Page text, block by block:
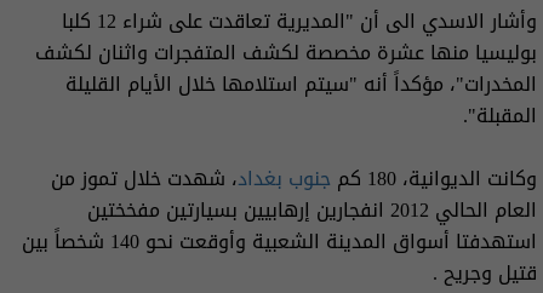
وأشار الاسدي الى أن "المديرية تعاقدت على شراء 12 كلبا
بوليسيا منها عشرة مخصصة لكشف المتفجرات واثنان لكشف
المخدرات"، مؤكداً أنه "سيتم استلامها خلال الأيام القليلة
المقبلة".
وكانت الديوانية، 180 كم
جنوب بغداد، شهدت خلال تموز من
العام الحالي 2012 انفجارين إرهابيين بسيارتين مفخختين
استهدفتا أسواق المدينة الشعبية وأوقعت نحو 140 شخصاً بين
قتيل وجريح .